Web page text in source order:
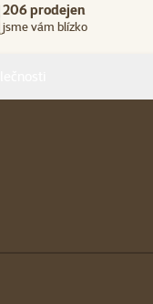
206 prodejen
jsme vám blízko